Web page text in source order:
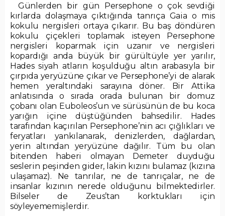
Günlerden bir gün Persephone o çok sevdiği
kırlarda dolaşmaya çıktığında tanrıça Gaia o mis
kokulu nergisleri ortaya çıkarır. Bu baş döndüren
kokulu çiçekleri toplamak isteyen Persephone
nergisleri koparmak için uzanır ve nergisleri
kopardığı anda büyük bir gürültüyle yer yarılır,
Hades siyah atların koşulduğu altın arabasıyla bir
çırpıda yeryüzüne çıkar ve Persephone’yi de alarak
hemen yeraltındaki sarayına döner. Bir Attika
anlatısında o sırada orada bulunan bir domuz
çobanı olan Euboleos’un ve sürüsünün de bu koca
yarığın içine düştüğünden bahsedilir. Hades
tarafından kaçırılan Persephone’nin acı çığlıkları ve
feryatları yankılanarak, denizlerden, dağlardan,
yerin altından yeryüzüne dağılır. Tüm bu olan
bitenden haberi olmayan Demeter duyduğu
seslerin peşinden gider, lakin kızını bulamaz (kızına
ulaşamaz). Ne tanrılar, ne de tanrıçalar, ne de
insanlar kızının nerede olduğunu bilmektedirler.
Bilseler de Zeus’tan korktukları için
söyleyememişlerdir.